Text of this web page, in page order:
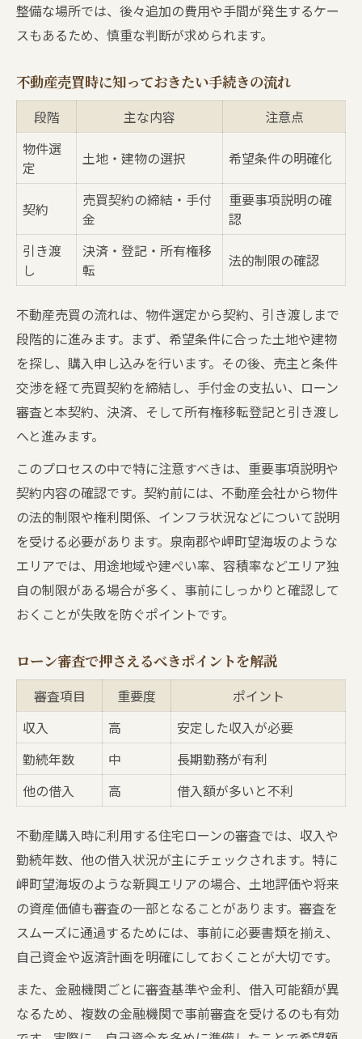
整備な場所では、後々追加の費用や手間が発生するケー
スもあるため、慎重な判断が求められます。
不動産売買時に知っておきたい手続きの流れ
段階 主な内容
注意点
物件選
定
土地・建物の選択 希望条件の明確化
契約
売買契約の締結・手付
金
重要事項説明の確
認
引き渡
し
決済・登記・所有権移
転
法的制限の確認
不動産売買の流れは、物件選定から契約、引き渡しまで
段階的に進みます。まず、希望条件に合った土地や建物
を探し、購入申し込みを行います。その後、売主と条件
交渉を経て売買契約を締結し、手付金の支払い、ローン
審査と本契約、決済、そして所有権移転登記と引き渡し
へと進みます。
このプロセスの中で特に注意すべきは、重要事項説明や
契約内容の確認です。契約前には、不動産会社から物件
の法的制限や権利関係、インフラ状況などについて説明
を受ける必要があります。泉南郡や岬町望海坂のような
エリアでは、用途地域や建ぺい率、容積率などエリア独
自の制限がある場合が多く、事前にしっかりと確認して
おくことが失敗を防ぐポイントです。
ローン審査で押さえるべきポイントを解説
審査項目 重要度
ポイント
収入
高
安定した収入が必要
勤続年数
中
長期勤務が有利
他の借入
高 借入額が多いと不利
不動産購入時に利用する住宅ローンの審査では、収入や
勤続年数、他の借入状況が主にチェックされます。特に
岬町望海坂のような新興エリアの場合、土地評価や将来
の資産価値も審査の一部となることがあります。審査を
スムーズに通過するためには、事前に必要書類を揃え、
自己資金や返済計画を明確にしておくことが大切です。
また、金融機関ごとに審査基準や金利、借入可能額が異
なるため、複数の金融機関で事前審査を受けるのも有効